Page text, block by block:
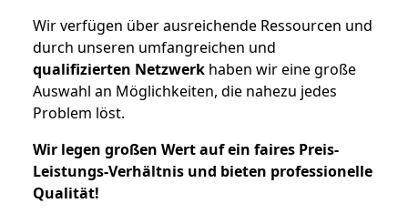
Wir verfügen über ausreichende Ressourcen und
durch unseren umfangreichen und
qualifizierten Netzwerk haben wir eine große
Auswahl an Möglichkeiten, die nahezu jedes
Problem löst.
Wir legen großen Wert auf ein faires Preis-
Leistungs-Verhältnis und bieten professionelle
Qualität!